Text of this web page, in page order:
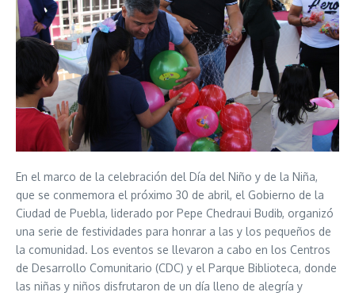
En el marco de la celebración del Día del Niño y de la Niña,
que se conmemora el próximo 30 de abril, el Gobierno de la
Ciudad de Puebla, liderado por Pepe Chedraui Budib, organizó
una serie de festividades para honrar a las y los pequeños de
la comunidad. Los eventos se llevaron a cabo en los Centros
de Desarrollo Comunitario (CDC) y el Parque Biblioteca, donde
las niñas y niños disfrutaron de un día lleno de alegría y